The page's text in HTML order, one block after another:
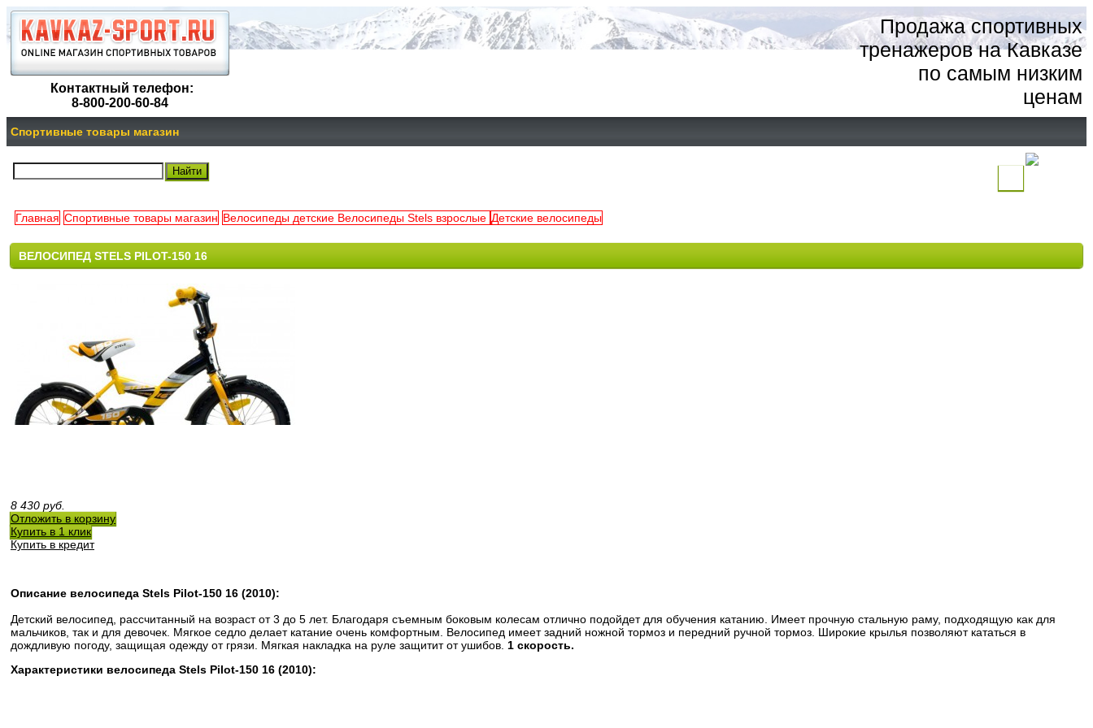
Контактный телефон:
8-800-200-60-84
Продажа спортивных
тренажеров на Кавказе
по самым низким
ценам
Спортивные товары магазин
Главная Спортивные товары магазин Велосипеды детские Велосипеды Stels взрослые Детские велосипеды
ВЕЛОСИПЕД STELS PILOT-150 16
8 430 руб.
Отложить в корзину
Купить в 1 клик
Купить в кредит
Описание велосипеда Stels Pilot-150 16 (2010):
Детский велосипед, рассчитанный на возраст от 3 до 5 лет. Благодаря съемным боковым колесам отлично подойдет для обучения катанию. Имеет прочную стальную раму, подходящую как для
мальчиков, так и для девочек. Мягкое седло делает катание очень комфортным. Велосипед имеет задний ножной тормоз и передний ручной тормоз. Широкие крылья позволяют кататься в
дождливую погоду, защищая одежду от грязи. Мягкая накладка на руле защитит от ушибов. 1 скорость.
Характеристики велосипеда Stels Pilot-150 16 (2010):